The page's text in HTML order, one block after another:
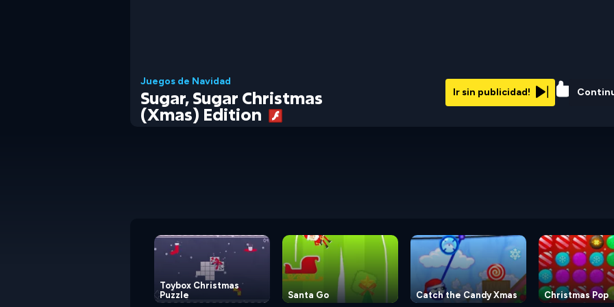
Ir sin publicidad!
Juegos de Navidad
84%
Sugar, Sugar Christmas
(Xmas) Edition
Toybox Christmas
Puzzle
Santa Go Catch the Candy Xmas Christmas Pop